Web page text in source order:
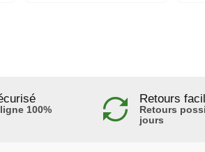
100%
Retours
Retours
jours